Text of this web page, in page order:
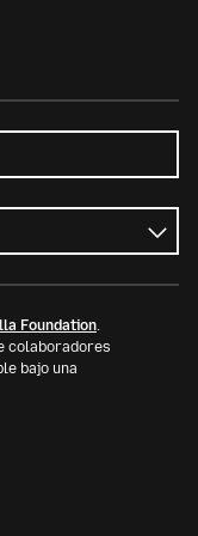
Foundation.
colaboradores
bajo una